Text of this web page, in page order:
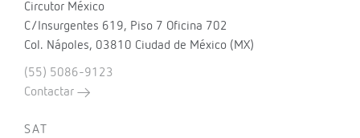
Circutor México
C/Insurgentes 619, Piso 7 Oficina 702
Col. Nápoles, 03810 Ciudad de México (MX)
(55) 5086-9123
Contactar
SAT